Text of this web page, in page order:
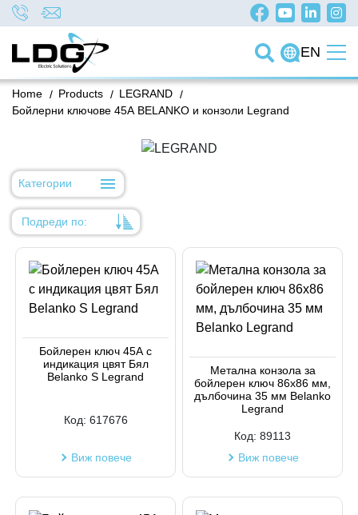
EN
/
Home /
Products /
LEGRAND
Бойлерни ключове 45А BELANKO и конзоли Legrand
Категории
Подреди по:
Име
Код на артикул
Код на артикул
Бойлерен ключ 45А с
индикация цвят Бял
Belanko S Legrand
Код: 617676
Виж повече
Метална конзола за
бойлерен ключ 86x86 мм,
дълбочина 35 мм Belanko
Legrand
Код: 89113
Виж повече